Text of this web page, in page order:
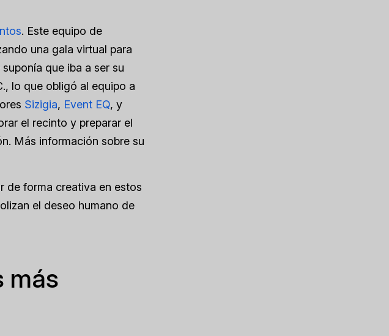
. Este equipo de
una gala virtual para
que iba a ser su
lo que obligó al equipo a
Sizigia, Event EQ, y
el recinto y preparar el
Más información sobre su
de forma creativa en estos
el deseo humano de
más